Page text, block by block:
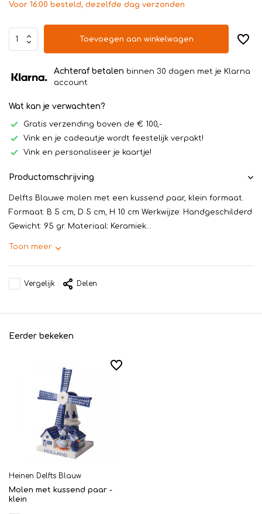
Voor 16:00 besteld, dezelfde dag verzonden
Toevoegen aan winkelwagen
Achteraf betalen binnen 30 dagen met je Klarna
account
Wat kan je verwachten?
Gratis verzending boven de € 100,-
Vink en je cadeautje wordt feestelijk verpakt!
Vink en personaliseer je kaartje!
Productomschrijving
Delfts Blauwe molen met een kussend paar, klein formaat.
Formaat: B 5 cm, D 5 cm, H 10 cm Werkwijze: Handgeschilderd
Gewicht: 95 gr. Materiaal: Keramiek...
Toon meer
Vergelijk Delen
Eerder bekeken
Heinen Delfts Blauw
Molen met kussend paar -
klein